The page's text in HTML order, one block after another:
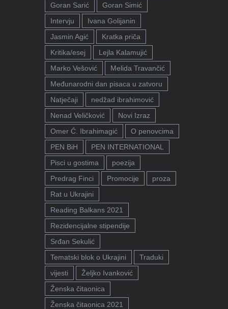
Goran Sarić
Goran Simić
Intervju
Ivana Golijanin
Jasmin Agić
Kratka priča
Kritika/esej
Lejla Kalamujić
Marko Vešović
Melida Travančić
Međunarodni dan pisaca u zatvoru
Natječaji
nedžad ibrahimović
Nenad Veličković
Novi Izraz
Omer Ć. Ibrahimagić
O penovcima
PEN BiH
PEN INTERNATIONAL
Pisci u gostima
poezija
Predrag Finci
Promocije
proza
Rat u Ukrajini
Reading Balkans 2021
Rezidencijalne stipendije
Srđan Sekulić
Tematski blok o Ukrajini
Traduki
vijesti
Željko Ivanković
Ženska čitaonica
Ženska čitaonica 2021